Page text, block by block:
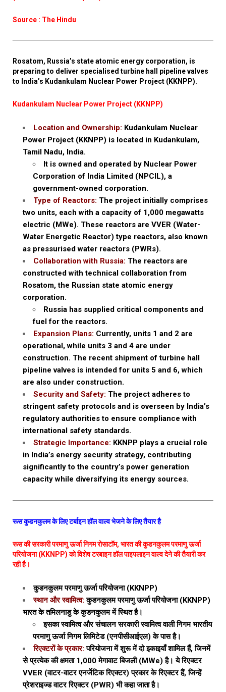
Source : The Hindu
Rosatom, Russia’s state atomic energy corporation, is
preparing to deliver specialised turbine hall pipeline valves
to India’s Kudankulam Nuclear Power Project (KKNPP).
Kudankulam Nuclear Power Project (KKNPP)
Location and Ownership: Kudankulam Nuclear
Power Project (KKNPP) is located in Kudankulam,
Tamil Nadu, India.
It is owned and operated by Nuclear Power
Corporation of India Limited (NPCIL), a
government-owned corporation.
Type of Reactors: The project initially comprises
two units, each with a capacity of 1,000 megawatts
electric (MWe). These reactors are VVER (Water-
Water Energetic Reactor) type reactors, also known
as pressurised water reactors (PWRs).
Collaboration with Russia: The reactors are
constructed with technical collaboration from
Rosatom, the Russian state atomic energy
corporation.
Russia has supplied critical components and
fuel for the reactors.
Expansion Plans: Currently, units 1 and 2 are
operational, while units 3 and 4 are under
construction. The recent shipment of turbine hall
pipeline valves is intended for units 5 and 6, which
are also under construction.
Security and Safety: The project adheres to
stringent safety protocols and is overseen by India’s
regulatory authorities to ensure compliance with
international safety standards.
Strategic Importance: KKNPP plays a crucial role
in India’s energy security strategy, contributing
significantly to the country’s power generation
capacity while diversifying its energy sources.
रूस कुडनकुलम के लिए टर्बाइन हॉल वाल्व भेजने के लिए तैयार है
रूस की सरकारी परमाणु ऊर्जा निगम रोसाटॉम, भारत की कुडनकुलम परमाणु ऊर्जा
परियोजना (KKNPP) को विशेष टरबाइन हॉल पाइपलाइन वाल्व देने की तैयारी कर
रही है।
कुडनकुलम परमाणु ऊर्जा परियोजना (KKNPP)
स्थान और स्वामित्व: कुडनकुलम परमाणु ऊर्जा परियोजना (KKNPP)
भारत के तमिलनाडु के कुडनकुलम में स्थित है।
इसका स्वामित्व और संचालन सरकारी स्वामित्व वाली निगम भारतीय
परमाणु ऊर्जा निगम लिमिटेड (एनपीसीआईएल) के पास है।
रिएक्टरों के प्रकार: परियोजना में शुरू में दो इकाइयाँ शामिल हैं, जिनमें
से प्रत्येक की क्षमता 1,000 मेगावाट बिजली (MWe) है। ये रिएक्टर
VVER (वाटर-वाटर एनर्जेटिक रिएक्टर) प्रकार के रिएक्टर हैं, जिन्हें
प्रेशराइज्ड वाटर रिएक्टर (PWR) भी कहा जाता है।